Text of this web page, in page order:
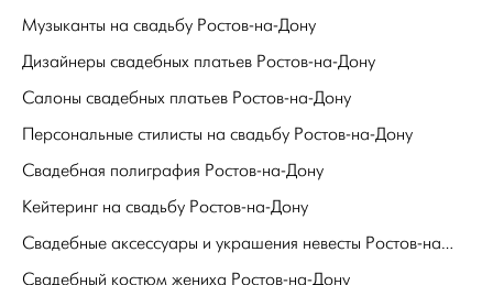
Музыканты на свадьбу Ростов-на-Дону
Дизайнеры свадебных платьев Ростов-на-Дону
Салоны свадебных платьев Ростов-на-Дону
Персональные стилисты на свадьбу Ростов-на-Дону
Свадебная полиграфия Ростов-на-Дону
Кейтеринг на свадьбу Ростов-на-Дону
Свадебные аксессуары и украшения невесты Ростов-на-Дону
Свадебный костюм жениха Ростов-на-Дону